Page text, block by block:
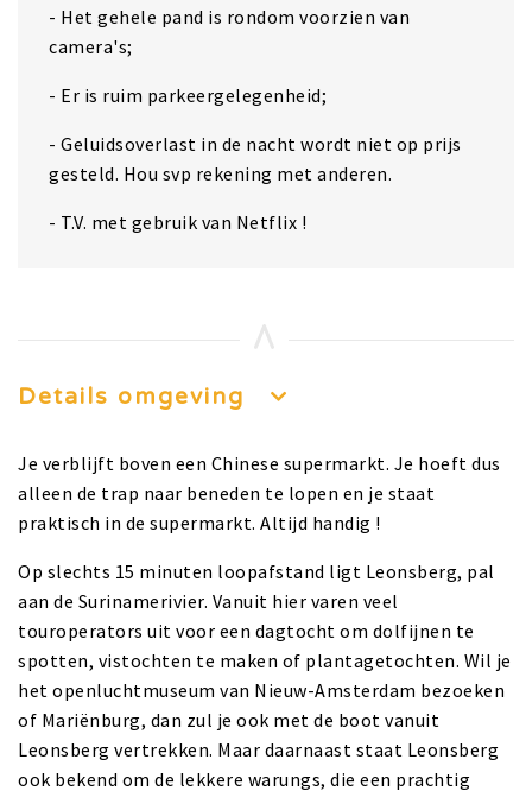
- Het gehele pand is rondom voorzien van
camera's;
- Er is ruim parkeergelegenheid;
- Geluidsoverlast in de nacht wordt niet op prijs
gesteld. Hou svp rekening met anderen.
- T.V. met gebruik van Netflix !
Details omgeving
Je verblijft boven een Chinese supermarkt. Je hoeft dus
alleen de trap naar beneden te lopen en je staat
praktisch in de supermarkt. Altijd handig !
Op slechts 15 minuten loopafstand ligt Leonsberg, pal
aan de Surinamerivier. Vanuit hier varen veel
touroperators uit voor een dagtocht om dolfijnen te
spotten, vistochten te maken of plantagetochten. Wil je
het openluchtmuseum van Nieuw-Amsterdam bezoeken
of Mariënburg, dan zul je ook met de boot vanuit
Leonsberg vertrekken. Maar daarnaast staat Leonsberg
ook bekend om de lekkere warungs, die een prachtig